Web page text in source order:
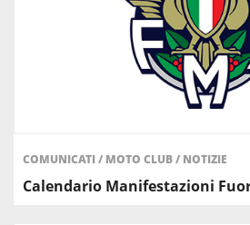
COMUNICATI/ MOTO CLUB/ NOTIZIE
Calendario Manifestazioni